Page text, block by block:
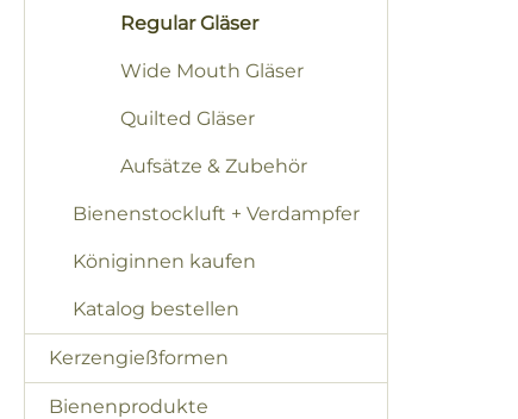
Regular Gläser
Wide Mouth Gläser
Quilted Gläser
Aufsätze & Zubehör
Bienenstockluft + Verdampfer
Königinnen kaufen
Katalog bestellen
Kerzengießformen
Bienenprodukte